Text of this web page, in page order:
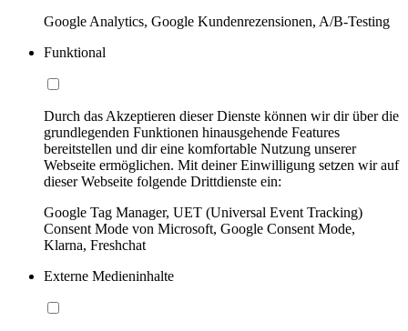
Google Analytics, Google Kundenrezensionen, A/B-Testing
Funktional
Durch das Akzeptieren dieser Dienste können wir dir über die
grundlegenden Funktionen hinausgehende Features
bereitstellen und dir eine komfortable Nutzung unserer
Webseite ermöglichen. Mit deiner Einwilligung setzen wir auf
dieser Webseite folgende Drittdienste ein:
Google Tag Manager, UET (Universal Event Tracking)
Consent Mode von Microsoft, Google Consent Mode,
Klarna, Freshchat
Externe Medieninhalte